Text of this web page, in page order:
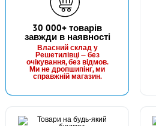
30 000+ товарів
завжди в наявності
Власний склад у
Решетилівці — без
очікування, без відмов.
Ми не дропшипінг, ми
справжній магазин.